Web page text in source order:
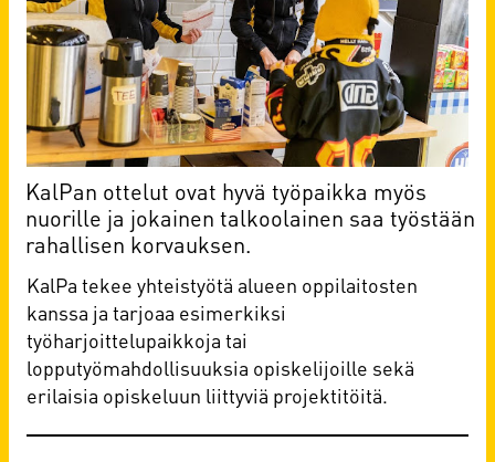
KalPan ottelut ovat hyvä työpaikka myös
nuorille ja jokainen talkoolainen saa työstään
rahallisen korvauksen.
KalPa tekee yhteistyötä alueen oppilaitosten
kanssa ja tarjoaa esimerkiksi
työharjoittelupaikkoja tai
lopputyömahdollisuuksia opiskelijoille sekä
erilaisia opiskeluun liittyviä projektitöitä.